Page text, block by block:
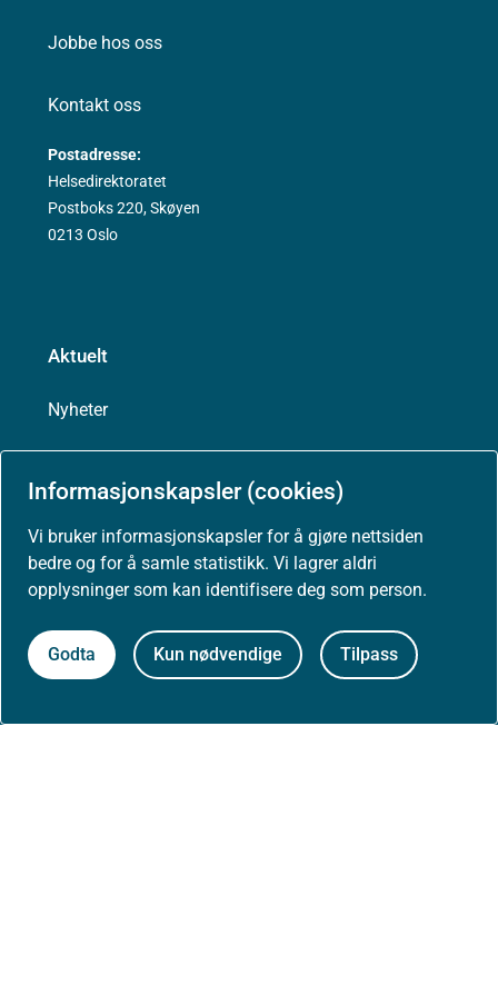
Informasjonskapsler (cookies)
Vi bruker informasjonskapsler for å gjøre nettsiden
bedre og for å samle statistikk. Vi lagrer aldri
opplysninger som kan identifisere deg som person.
Godta Kun nødvendige Tilpass
Jobbe hos oss
Kontakt oss
Postadresse:
Helsedirektoratet
Postboks 220, Skøyen
0213 Oslo
Aktuelt
Nyheter
Høringer
Presse
Om nettstedet